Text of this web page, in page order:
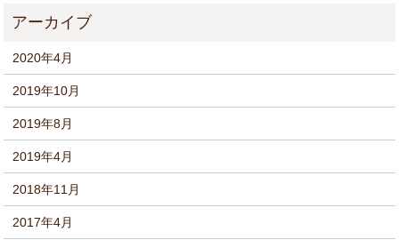
2020年4月
2019年10月
2019年8月
2019年4月
2018年11月
2017年4月